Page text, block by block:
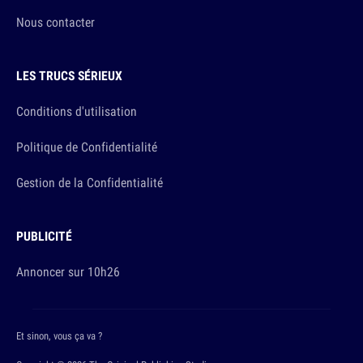
Nous contacter
LES TRUCS SÉRIEUX
Conditions d'utilisation
Politique de Confidentialité
Gestion de la Confidentialité
PUBLICITÉ
Annoncer sur 10h26
Et sinon, vous ça va ?